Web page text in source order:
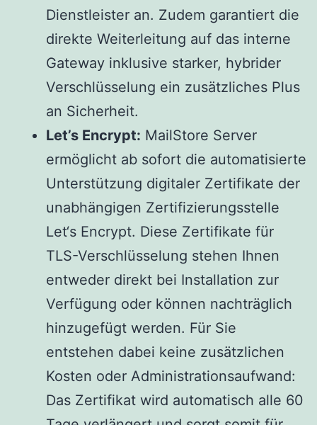
Dienstleister an. Zudem garantiert die
direkte Weiterleitung auf das interne
Gateway inklusive starker, hybrider
Verschlüsselung ein zusätzliches Plus
an Sicherheit.
Let’s Encrypt: MailStore Server
ermöglicht ab sofort die automatisierte
Unterstützung digitaler Zertifikate der
unabhängigen Zertifizierungsstelle
Let‘s Encrypt. Diese Zertifikate für
TLS-Verschlüsselung stehen Ihnen
entweder direkt bei Installation zur
Verfügung oder können nachträglich
hinzugefügt werden. Für Sie
entstehen dabei keine zusätzlichen
Kosten oder Administrationsaufwand:
Das Zertifikat wird automatisch alle 60